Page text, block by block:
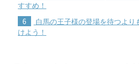
すすめ！
6
白馬の王子様の登場を待つより
けよう！